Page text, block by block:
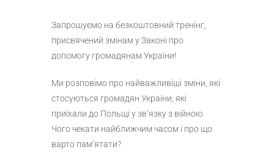
Запрошуємо на безкоштовний тренінг,
присвячений змінам у Законі про
допомогу громадянам України!
Ми розповімо про найважливіші зміни, які
стосуються громадян України, які
приїхали до Польщі у зв’язку з війною.
Чого чекати найближчим часом і про що
варто пам’ятати?